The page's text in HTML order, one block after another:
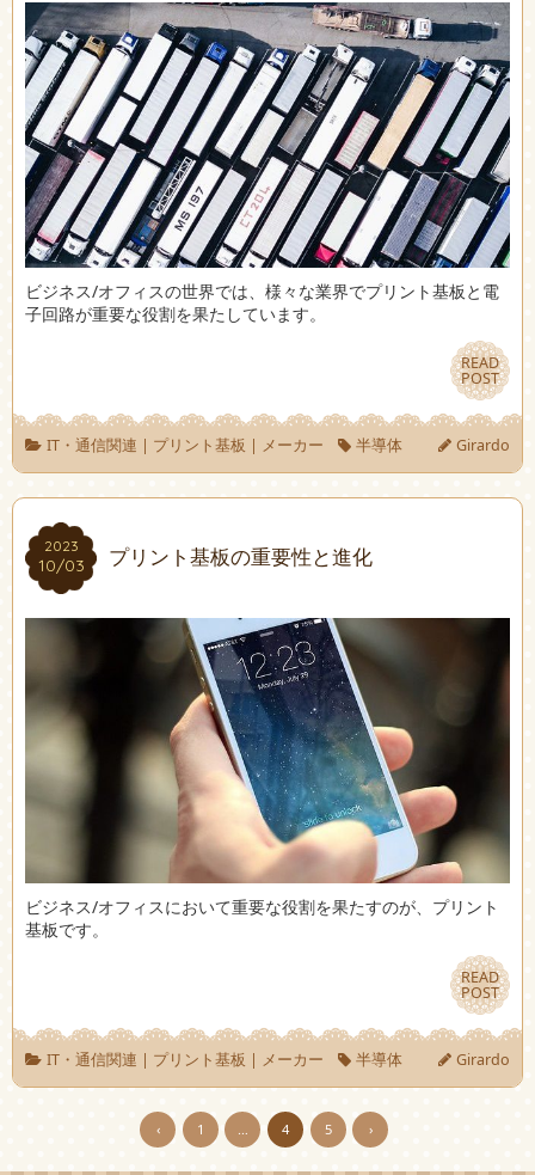
ビジネス/オフィスの世界では、様々な業界でプリント基板と電
子回路が重要な役割を果たしています。
READ
POST
READ
POST
IT・通信関連 | プリント基板 | メーカー 半導体 Girardo
2023
10/03
2023
10/03 プリント基板の重要性と進化
ビジネス/オフィスにおいて重要な役割を果たすのが、プリント
基板です。
READ
POST
READ
POST
IT・通信関連 | プリント基板 | メーカー 半導体 Girardo
‹ 1 … 4 5 ›